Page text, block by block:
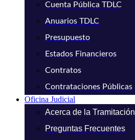
Cuenta Pública TDLC
Anuarios TDLC
Presupuesto
Estados Financieros
Contratos
Contrataciones Públicas
Oficina Judicial
Acerca de la Tramitación
Preguntas Frecuentes